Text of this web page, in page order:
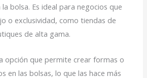
bolsa. Es ideal para negocios que
o exclusividad, como tiendas de
de alta gama.
opción que permite crear formas o
en las bolsas, lo que las hace más